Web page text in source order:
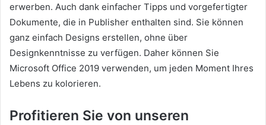
erwerben. Auch dank einfacher Tipps und vorgefertigter
Dokumente, die in Publisher enthalten sind. Sie können
ganz einfach Designs erstellen, ohne über
Designkenntnisse zu verfügen. Daher können Sie
Microsoft Office 2019 verwenden, um jeden Moment Ihres
Lebens zu kolorieren.
Profitieren Sie von unseren